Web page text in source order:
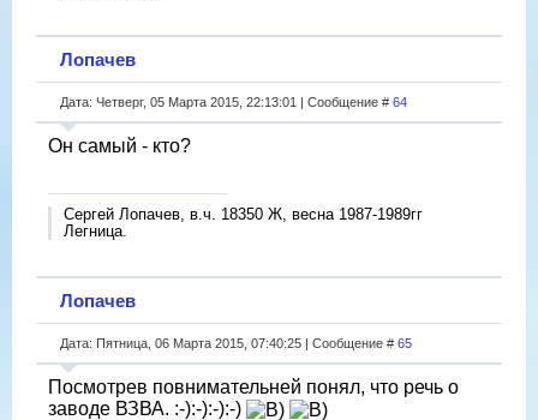
Лопачев
Дата: Четверг, 05 Марта 2015, 22:13:01 | Сообщение # 64
Он самый - кто?
Сергей Лопачев, в.ч. 18350 Ж, весна 1987-1989гг
Легница.
Лопачев
Дата: Пятница, 06 Марта 2015, 07:40:25 | Сообщение # 65
Посмотрев повнимательней понял, что речь о
заводе ВЗВА. :-):-):-):-)